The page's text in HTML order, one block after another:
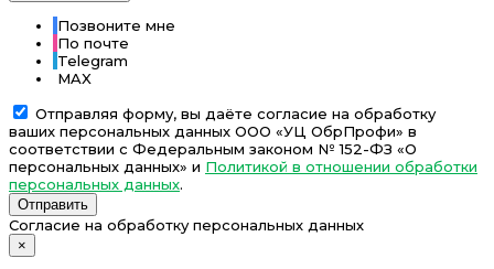
Позвоните мне
По почте
Telegram
MAX
Отправляя форму, вы даёте согласие на обработку
ваших персональных данных ООО «УЦ ОбрПрофи» в
соответствии с Федеральным законом № 152-ФЗ «О
персональных данных» и Политикой в отношении обработки
персональных данных.
Отправить
Согласие на обработку персональных данных
×